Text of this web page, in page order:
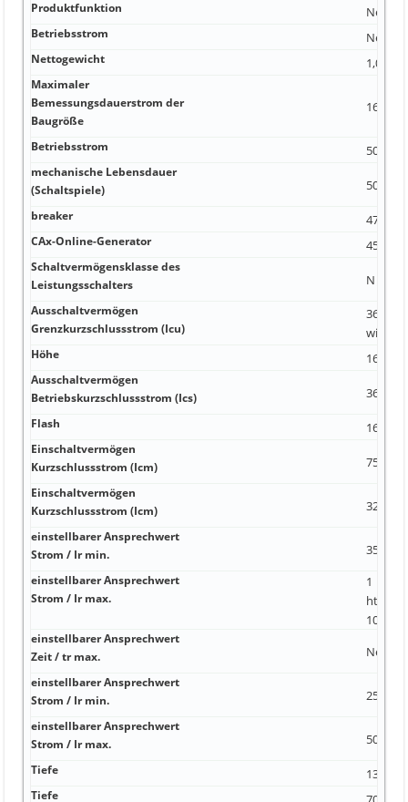
Produktfunktion Nein
Betriebsstrom Nein
Nettogewicht 1,05 kg
Maximaler
Bemessungsdauerstrom der
Baugröße
160 A
Betriebsstrom 50 A
mechanische Lebensdauer
(Schaltspiele)
50 A S
breaker 47 A 1
CAx-Online-Generator 45 A
Schaltvermögensklasse des
Leistungsschalters
N Ja
Ausschaltvermögen
Grenzkurzschlussstrom (Icu)
36 kA
Höhe 16 kA
Ausschaltvermögen
Betriebskurzschlussstrom (Ics)
36 kA A
Flash 16 kA
Einschaltvermögen
Kurzschlussstrom (Icm)
75,6 kA
Einschaltvermögen
Kurzschlussstrom (Icm)
32 kA
einstellbarer Ansprechwert
Strom / Ir min.
35 A kA
einstellbarer Ansprechwert
Strom / Ir max.
1
10 A
einstellbarer Ansprechwert
Zeit / tr max.
Nein 1
einstellbarer Ansprechwert
Strom / Ir min.
250 A
einstellbarer Ansprechwert
Strom / Ir max.
500 A
Tiefe 130
Tiefe